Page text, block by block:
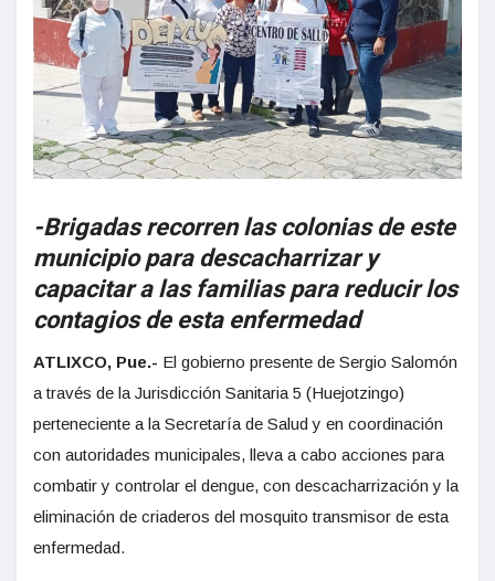
-Brigadas recorren las colonias de este
municipio para descacharrizar y
capacitar a las familias para reducir los
contagios de esta enfermedad
ATLIXCO, Pue.- El gobierno presente de Sergio Salomón
a través de la Jurisdicción Sanitaria 5 (Huejotzingo)
perteneciente a la Secretaría de Salud y en coordinación
con autoridades municipales, lleva a cabo acciones para
combatir y controlar el dengue, con descacharrización y la
eliminación de criaderos del mosquito transmisor de esta
enfermedad.